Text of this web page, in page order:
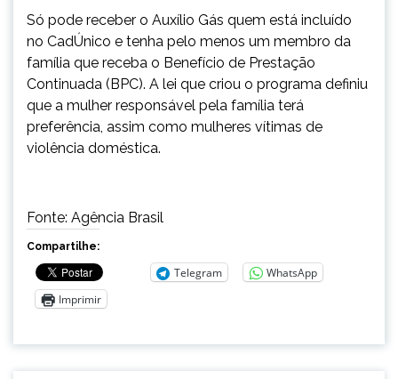
Só pode receber o Auxílio Gás quem está incluído
no CadÚnico e tenha pelo menos um membro da
família que receba o Benefício de Prestação
Continuada (BPC). A lei que criou o programa definiu
que a mulher responsável pela família terá
preferência, assim como mulheres vítimas de
violência doméstica.
Fonte: Agência Brasil
Compartilhe:
Telegram
WhatsApp
Imprimir